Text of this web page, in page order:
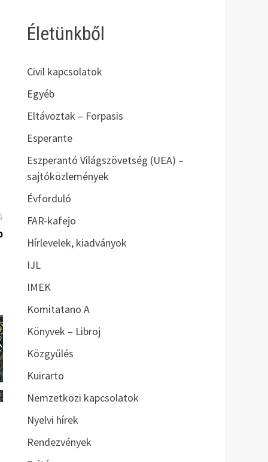
Következő
bejegyzés:
Életünkből
Civil kapcsolatok
Egyéb
Eltávoztak – Forpasis
Esperante
Eszperantó Világszövetség (UEA) –
sajtóközlemények
Évforduló
FAR-kafejo
Hírlevelek, kiadványok
IJL
IMEK
Komitatano A
Könyvek – Libroj
Közgyűlés
Kuirarto
Nemzetközi kapcsolatok
Nyelvi hírek
Rendezvények